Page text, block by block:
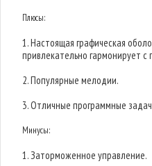
Плюсы:
1. Настоящая графическая
привлекательно гармонирует с
2. Популярные мелодии.
3. Отличные программные
Минусы:
1. Заторможенное управление.